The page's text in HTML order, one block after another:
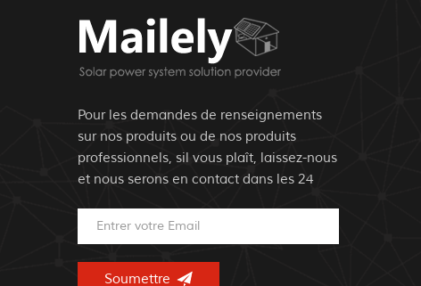
Pour les demandes de renseignements
sur nos produits ou de nos produits
professionnels, sil vous plaît, laissez-nous
et nous serons en contact dans les 24